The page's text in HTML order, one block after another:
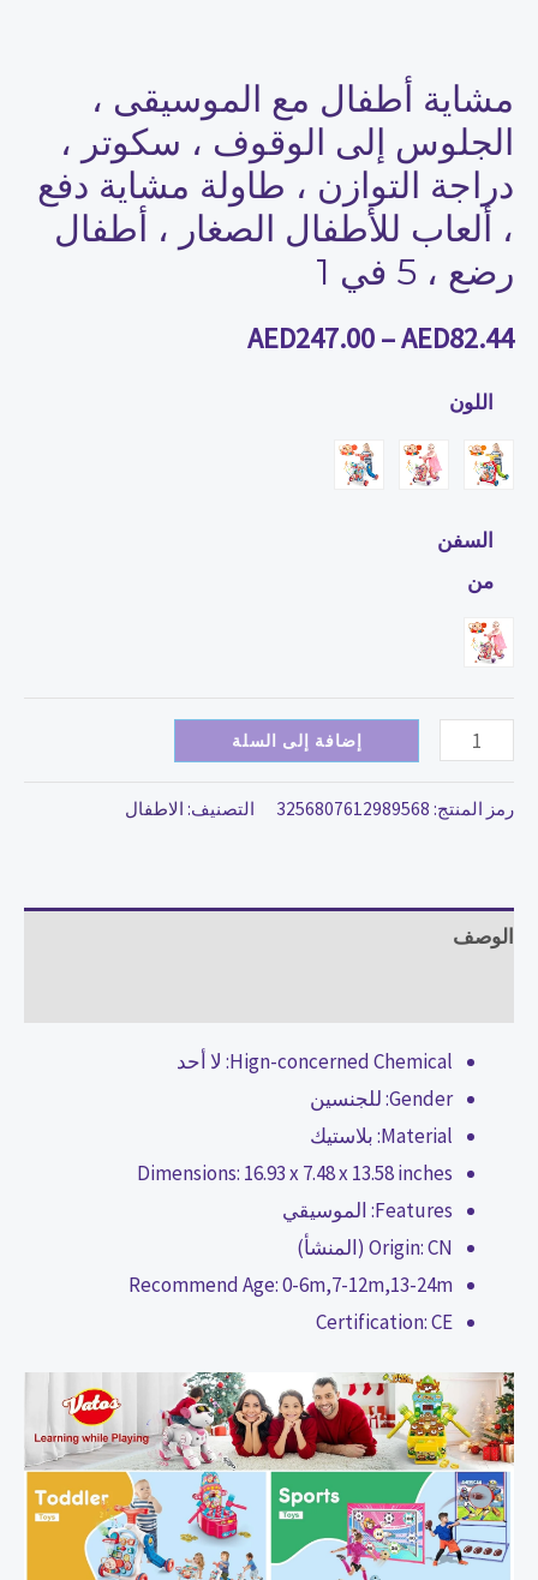
مشاية أطفال مع الموسيقى ،
الجلوس إلى الوقوف ، سكوتر ،
دراجة التوازن ، طاولة مشاية دفع
، ألعاب للأطفال الصغار ، أطفال
رضع ، 5 في 1
AED82.44
–
AED247.00
اللون
السفن
من
التوازن
،
طاولة
مشاية
دفع
ألعاب
للأطفال
أطفال
رضع
في
إضافة إلى السلة
رمز المنتج: 3256807612989568 التصنيف: الاطفال
الوصف
Hign-concerned Chemical: لا أحد
Gender: للجنسين
Material: بلاستيك
Dimensions: 16.93 x 7.48 x 13.58 inches
Features: الموسيقي
Origin:CN (المنشأ)
Recommend Age:0-6m,7-12m,13-24m
Certification:CE